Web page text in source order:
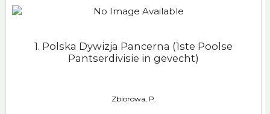
1. Polska Dywizja Pancerna (1ste Poolse
Pantserdivisie in gevecht)
Zbiorowa, P.